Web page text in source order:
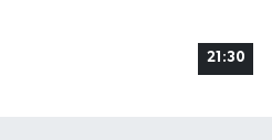
21:30